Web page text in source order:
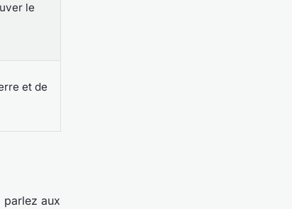
le
et de
parlez aux